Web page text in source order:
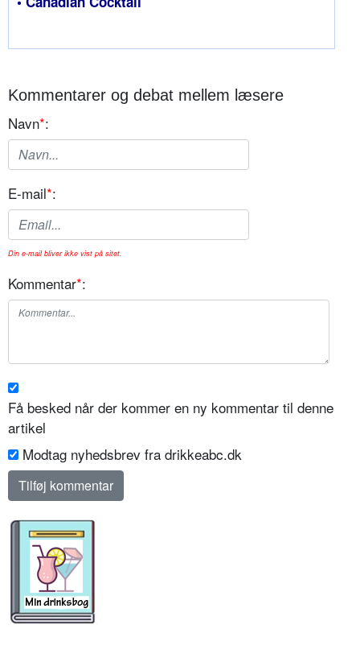
Kommentarer og debat mellem læsere
Navn*:
E-mail*:
Din e-mail bliver ikke vist på sitet.
Kommentar*:
Få besked når der kommer en ny kommentar til denne
artikel
Modtag nyhedsbrev fra drikkeabc.dk